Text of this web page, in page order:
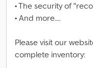
• The security of
• And more....
Please visit our
complete inventory: